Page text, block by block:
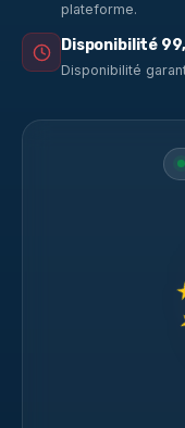
plateforme.
Disponibilité
Disponibilité